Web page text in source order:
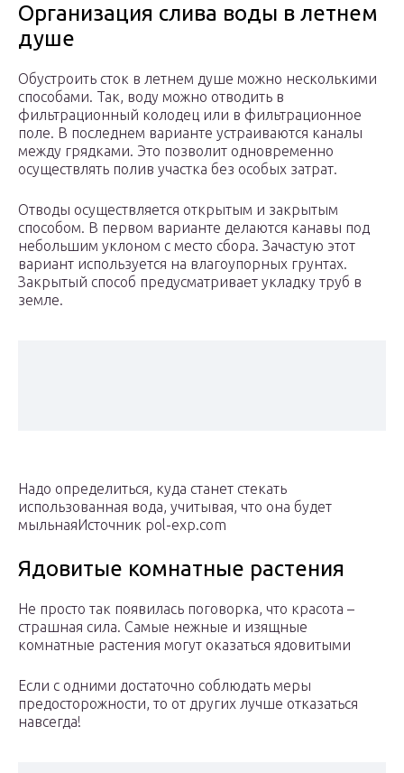
Организация слива воды в летнем
душе
Обустроить сток в летнем душе можно несколькими
способами. Так, воду можно отводить в
фильтрационный колодец или в фильтрационное
поле. В последнем варианте устраиваются каналы
между грядками. Это позволит одновременно
осуществлять полив участка без особых затрат.
Отводы осуществляется открытым и закрытым
способом. В первом варианте делаются канавы под
небольшим уклоном с место сбора. Зачастую этот
вариант используется на влагоупорных грунтах.
Закрытый способ предусматривает укладку труб в
земле.
Надо определиться, куда станет стекать
использованная вода, учитывая, что она будет
мыльнаяИсточник pol-exp.com
Ядовитые комнатные растения
Не просто так появилась поговорка, что красота –
страшная сила. Самые нежные и изящные
комнатные растения могут оказаться ядовитыми
Если с одними достаточно соблюдать меры
предосторожности, то от других лучше отказаться
навсегда!